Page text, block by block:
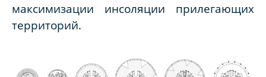
максимизации инсоляции прилегающих
территорий.